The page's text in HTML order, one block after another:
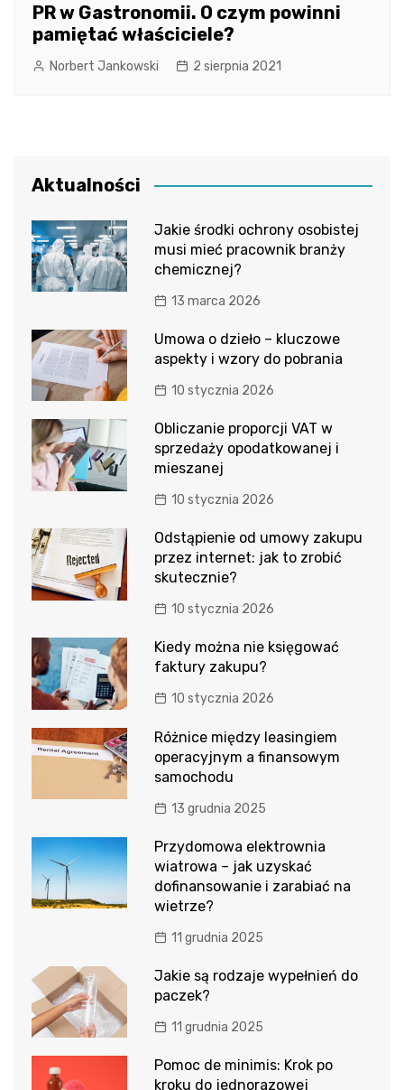
PR w Gastronomii. O czym powinni
pamiętać właściciele?
Norbert Jankowski 2 sierpnia 2021
Aktualności
Jakie środki ochrony osobistej
musi mieć pracownik branży
chemicznej?
13 marca 2026
Umowa o dzieło – kluczowe
aspekty i wzory do pobrania
10 stycznia 2026
Obliczanie proporcji VAT w
sprzedaży opodatkowanej i
mieszanej
10 stycznia 2026
Odstąpienie od umowy zakupu
przez internet: jak to zrobić
skutecznie?
10 stycznia 2026
Kiedy można nie księgować
faktury zakupu?
10 stycznia 2026
Różnice między leasingiem
operacyjnym a finansowym
samochodu
13 grudnia 2025
Przydomowa elektrownia
wiatrowa – jak uzyskać
dofinansowanie i zarabiać na
wietrze?
11 grudnia 2025
Jakie są rodzaje wypełnień do
paczek?
11 grudnia 2025
Pomoc de minimis: Krok po
kroku do jednorazowej